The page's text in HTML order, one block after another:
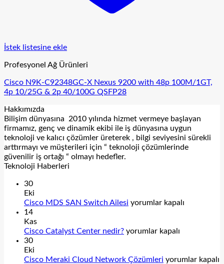
İstek listesine ekle
Profesyonel Ağ Ürünleri
Cisco N9K-C92348GC-X Nexus 9200 with 48p 100M/1GT,
4p 10/25G & 2p 40/100G QSFP28
Hakkımızda
Bilişim dünyasına 2010 yılında hizmet vermeye başlayan
firmamız, genç ve dinamik ekibi ile iş dünyasına uygun
teknoloji ve kalıcı çözümler üreterek , bilgi seviyesini sürekli
arttırmayı ve müşterileri için “ teknoloji çözümlerinde
güvenilir iş ortağı “ olmayı hedefler.
Teknoloji Haberleri
30
Eki
Cisco MDS SAN Switch Ailesi Cisco
Switch
yorumlar kapalı
14
Kas
Cisco Catalyst Center nedir? Cisco
nedir?
yorumlar kapalı
30
Eki
Cisco Meraki Cloud Network Çözümleri Cisco
yorumlar kapalı